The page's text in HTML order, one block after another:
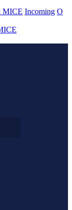
MICE Incoming О